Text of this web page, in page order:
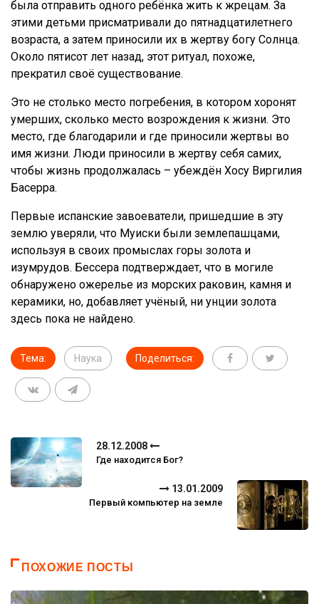
была отправить одного ребёнка жить к жрецам. За
этими детьми присматривали до пятнадцатилетнего
возраста, а затем приносили их в жертву богу Солнца.
Около пятисот лет назад, этот ритуал, похоже,
прекратил своё существование.
Это не столько место погребения, в котором хоронят
умерших, сколько место возрождения к жизни. Это
место, где благодарили и где приносили жертвы во
имя жизни. Люди приносили в жертву себя самих,
чтобы жизнь продолжалась – убеждён Хосу Виргилия
Басерра.
Первые испанские завоеватели, пришедшие в эту
землю уверяли, что Муиски были землепашцами,
используя в своих промыслах горы золота и
изумрудов. Бессера подтверждает, что в могиле
обнаружено ожерелье из морских раковин, камня и
керамики, но, добавляет учёный, ни унции золота
здесь пока не найдено.
Тема: Наука Поделиться:
28.12.2008
Где находится Бог?
13.01.2009
Первый компьютер на земле
ПОХОЖИЕ ПОСТЫ